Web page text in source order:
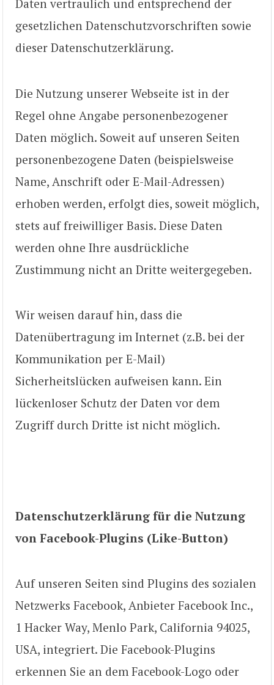
Daten vertraulich und entsprechend der
gesetzlichen Datenschutzvorschriften sowie
dieser Datenschutzerklärung.
Die Nutzung unserer Webseite ist in der
Regel ohne Angabe personenbezogener
Daten möglich. Soweit auf unseren Seiten
personenbezogene Daten (beispielsweise
Name, Anschrift oder E-Mail-Adressen)
erhoben werden, erfolgt dies, soweit möglich,
stets auf freiwilliger Basis. Diese Daten
werden ohne Ihre ausdrückliche
Zustimmung nicht an Dritte weitergegeben.
Wir weisen darauf hin, dass die
Datenübertragung im Internet (z.B. bei der
Kommunikation per E-Mail)
Sicherheitslücken aufweisen kann. Ein
lückenloser Schutz der Daten vor dem
Zugriff durch Dritte ist nicht möglich.
Datenschutzerklärung für die Nutzung
von Facebook-Plugins (Like-Button)
Auf unseren Seiten sind Plugins des sozialen
Netzwerks Facebook, Anbieter Facebook Inc.,
1 Hacker Way, Menlo Park, California 94025,
USA, integriert. Die Facebook-Plugins
erkennen Sie an dem Facebook-Logo oder